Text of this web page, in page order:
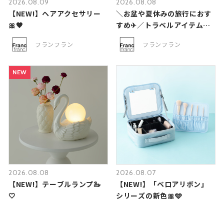
2026.08.09
【NEW!】ヘアアクセサリー
🎀🤎
フランフラン
2026.08.08
＼お盆や夏休みの旅行におす
すめ✈／トラベルアイテム🧳
✨
フランフラン
NEW
NEW
NEW
2026.08.08
【NEW!】テーブルランプ🦢
🤍
2026.08.07
【NEW!】「ベロアリボン」
シリーズの新色🎀🩵